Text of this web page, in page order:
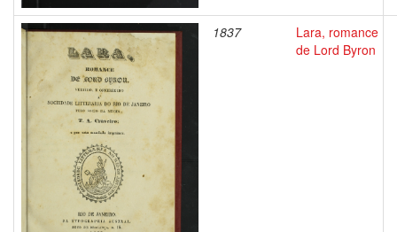
1837
Lara, romance
de Lord Byron